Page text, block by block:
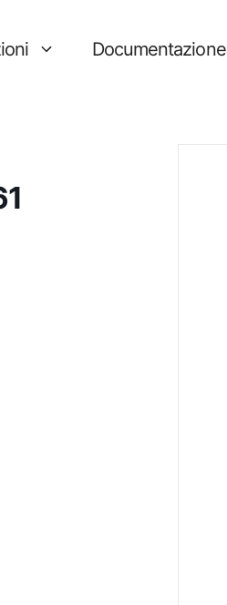
Documentazione